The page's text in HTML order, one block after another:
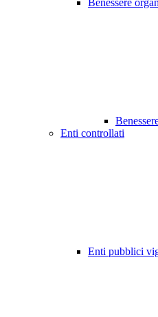
Benessere
Enti controllati
Enti pubblici